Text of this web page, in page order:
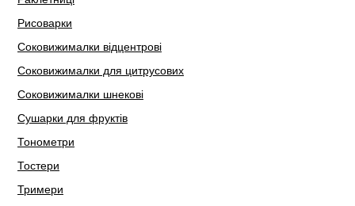
Рисоварки
Соковижималки відцентрові
Соковижималки для цитрусових
Соковижималки шнекові
Сушарки для фруктів
Тонометри
Тостери
Тримери